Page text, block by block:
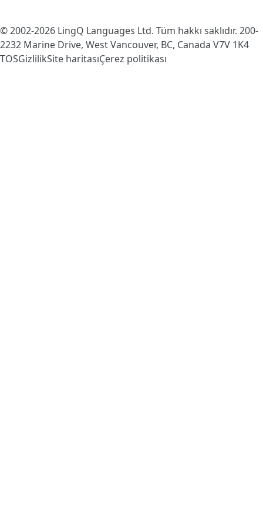
© 2002-2026 LingQ Languages Ltd. Tüm hakkı saklıdır. 200-
2232 Marine Drive, West Vancouver, BC, Canada V7V 1K4
TOSGizlilikSite haritasıÇerez politikası